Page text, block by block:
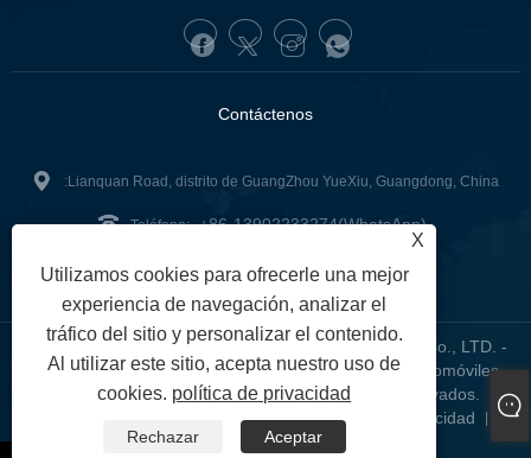
Contáctenos
:Lianquan Road, distrito de GuangZhou YueXiu, Guangdong, China
Teléfono: +86-13902233274(WhatsApp)
: tunofuzhilong@gdtuno.com
Copyright © 2023 Guangzhou Hengsheng Auto Parts Co., LTD. -
Sensores automotrices, soportes de motores para automóviles,
filtros para automóviles - Todos los derechos reservados.
| XML | política de privacidad |
X
Utilizamos cookies para ofrecerle una mejor
experiencia de navegación, analizar el
tráfico del sitio y personalizar el contenido.
Al utilizar este sitio, acepta nuestro uso de
cookies. política de privacidad
Rechazar Aceptar